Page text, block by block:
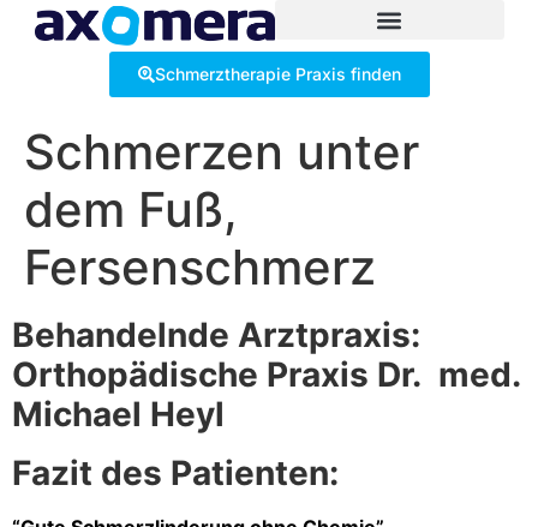
springen
Schmerztherapie Praxis finden
Schmerzen unter
dem Fuß,
Fersenschmerz
Behandelnde Arztpraxis:
Orthopädische Praxis Dr. med.
Michael Heyl
Fazit des Patienten: